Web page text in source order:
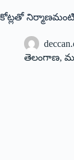
కోట్లతో
తెలంగాణ,